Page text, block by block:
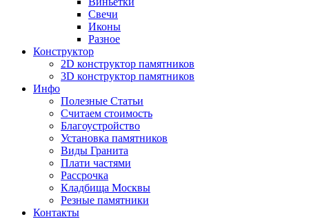
Свечи
Иконы
Разное
Конструктор
2D конструктор памятников
3D конструктор памятников
Инфо
Полезные Статьи
Считаем стоимость
Благоустройство
Установка памятников
Виды Гранита
Плати частями
Рассрочка
Кладбища Москвы
Резные памятники
Контакты